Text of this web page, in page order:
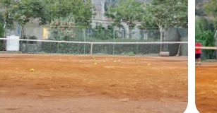
بزرگنمایی